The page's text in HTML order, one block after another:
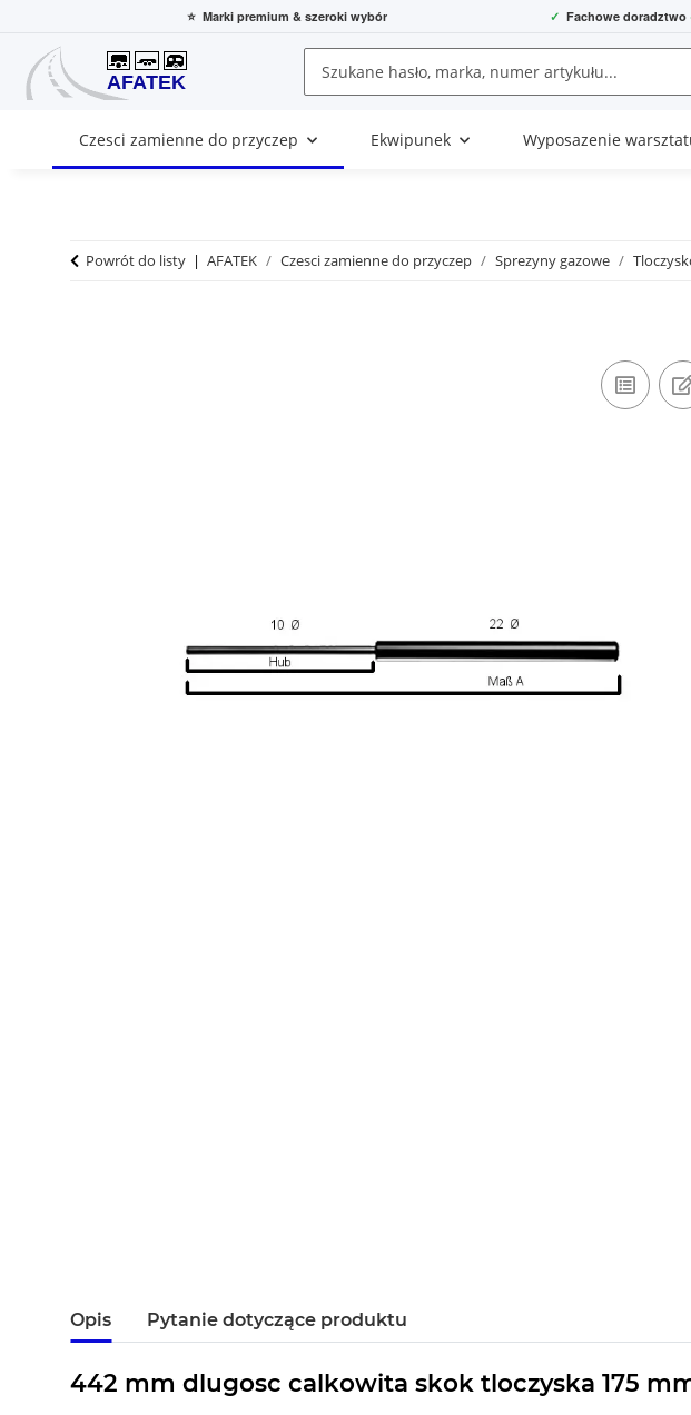
⭐ Marki premium & szeroki wybór ✓ Fachowe doradztwo
Czesci zamienne do przyczep Ekwipunek Wyposazenie
Powrót do listy AFATEK Czesci zamienne do przyczep Sprezyny gazowe
Opis Pytanie dotyczące produktu
442 mm dlugosc calkowita skok tloczyska 175